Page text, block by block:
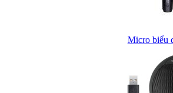
Micro biểu